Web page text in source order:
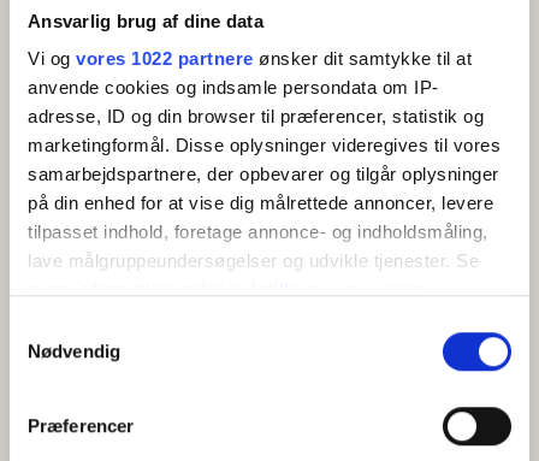
Ansvarlig brug af dine data
Vi og vores 1022 partnere ønsker dit samtykke til at
anvende cookies og indsamle persondata om IP-
adresse, ID og din browser til præferencer, statistik og
marketingformål. Disse oplysninger videregives til vores
samarbejdspartnere, der opbevarer og tilgår oplysninger
på din enhed for at vise dig målrettede annoncer, levere
tilpasset indhold, foretage annonce- og indholdsmåling,
lave målgruppeundersøgelser og udvikle tjenester. Se
tilbage eller ændre indstillinger fra vores
"Cookiedeklaration", eller ved at trykke på "Privacy
Nødvendig
Præferencer
Faciliteter
TV
Køleskab
OM
skrivebord, garderobeskab, badeværelse, elkedel, køleskab
har vi ikke aircondition på værelserne. Til gengæld har vi en
ventilator, som du selv indstiller, så du kan sove godt om